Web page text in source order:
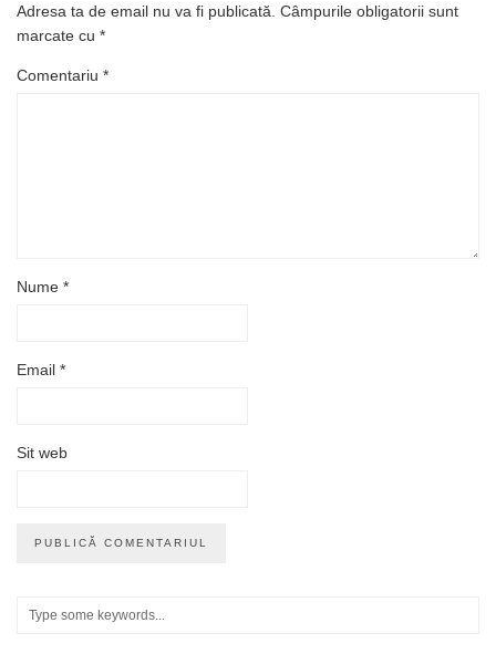
Adresa ta de email nu va fi publicată. Câmpurile obligatorii sunt
marcate cu *
Comentariu *
Nume *
Email *
Sit web